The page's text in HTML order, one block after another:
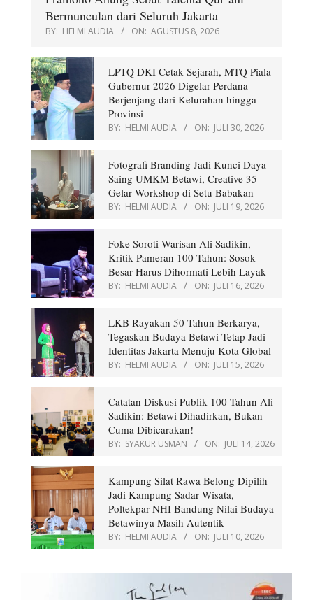
Bermunculan dari Seluruh Jakarta
BY: HELMI AUDIA ON: AGUSTUS 8, 2026
LPTQ DKI Cetak Sejarah, MTQ Piala
Gubernur 2026 Digelar Perdana
Berjenjang dari Kelurahan hingga
Provinsi
BY: HELMI AUDIA ON: JULI 30, 2026
Fotografi Branding Jadi Kunci Daya
Saing UMKM Betawi, Creative 35
Gelar Workshop di Setu Babakan
BY: HELMI AUDIA ON: JULI 19, 2026
Foke Soroti Warisan Ali Sadikin,
Kritik Pameran 100 Tahun: Sosok
Besar Harus Dihormati Lebih Layak
BY: HELMI AUDIA ON: JULI 16, 2026
LKB Rayakan 50 Tahun Berkarya,
Tegaskan Budaya Betawi Tetap Jadi
Identitas Jakarta Menuju Kota Global
BY: HELMI AUDIA ON: JULI 15, 2026
Catatan Diskusi Publik 100 Tahun Ali
Sadikin: Betawi Dihadirkan, Bukan
Cuma Dibicarakan!
BY: SYAKUR USMAN ON: JULI 14, 2026
Kampung Silat Rawa Belong Dipilih
Jadi Kampung Sadar Wisata,
Poltekpar NHI Bandung Nilai Budaya
Betawinya Masih Autentik
BY: HELMI AUDIA ON: JULI 10, 2026